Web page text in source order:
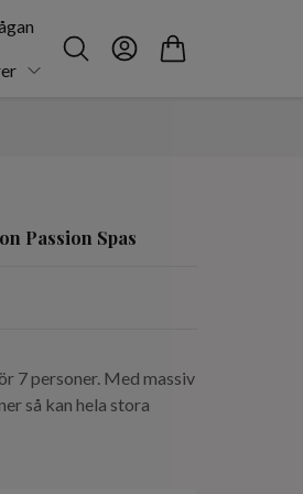
Passion Spas
7 personer. Med massiv
så kan hela stora